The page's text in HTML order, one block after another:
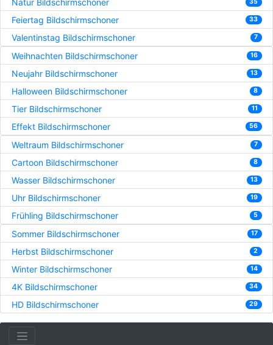
35
Feiertag Bildschirmschoner 33
Valentinstag Bildschirmschoner 7
Weihnachten Bildschirmschoner 16
Neujahr Bildschirmschoner 13
Halloween Bildschirmschoner 8
Tier Bildschirmschoner 11
Effekt Bildschirmschoner 56
Weltraum Bildschirmschoner 7
Cartoon Bildschirmschoner 8
Wasser Bildschirmschoner 13
Uhr Bildschirmschoner 19
Frühling Bildschirmschoner 5
Sommer Bildschirmschoner 17
Herbst Bildschirmschoner 2
Winter Bildschirmschoner 14
4K Bildschirmschoner 34
HD Bildschirmschoner 29